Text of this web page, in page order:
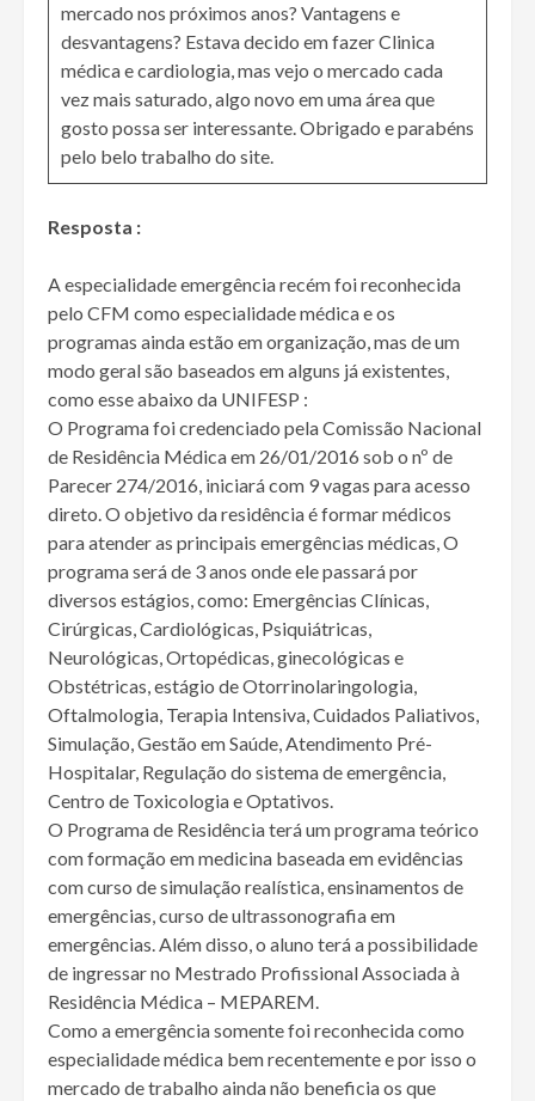
mercado nos próximos anos? Vantagens e
desvantagens? Estava decido em fazer Clinica
médica e cardiologia, mas vejo o mercado cada
vez mais saturado, algo novo em uma área que
gosto possa ser interessante. Obrigado e parabéns
pelo belo trabalho do site.
Resposta :
A especialidade emergência recém foi reconhecida
pelo CFM como especialidade médica e os
programas ainda estão em organização, mas de um
modo geral são baseados em alguns já existentes,
como esse abaixo da UNIFESP :
O Programa foi credenciado pela Comissão Nacional
de Residência Médica em 26/01/2016 sob o nº de
Parecer 274/2016, iniciará com 9 vagas para acesso
direto. O objetivo da residência é formar médicos
para atender as principais emergências médicas, O
programa será de 3 anos onde ele passará por
diversos estágios, como: Emergências Clínicas,
Cirúrgicas, Cardiológicas, Psiquiátricas,
Neurológicas, Ortopédicas, ginecológicas e
Obstétricas, estágio de Otorrinolaringologia,
Oftalmologia, Terapia Intensiva, Cuidados Paliativos,
Simulação, Gestão em Saúde, Atendimento Pré-
Hospitalar, Regulação do sistema de emergência,
Centro de Toxicologia e Optativos.
O Programa de Residência terá um programa teórico
com formação em medicina baseada em evidências
com curso de simulação realística, ensinamentos de
emergências, curso de ultrassonografia em
emergências. Além disso, o aluno terá a possibilidade
de ingressar no Mestrado Profissional Associada à
Residência Médica – MEPAREM.
Como a emergência somente foi reconhecida como
especialidade médica bem recentemente e por isso o
mercado de trabalho ainda não beneficia os que